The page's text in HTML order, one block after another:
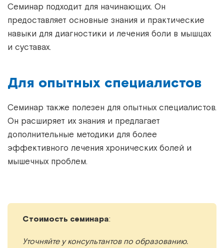
Семинар подходит для начинающих. Он
предоставляет основные знания и практические
навыки для диагностики и лечения боли в мышцах
и суставах.
Для опытных специалистов
Семинар также полезен для опытных специалистов.
Он расширяет их знания и предлагает
дополнительные методики для более
эффективного лечения хронических болей и
мышечных проблем.
Стоимость семинара:
Уточняйте у консультантов по образованию.